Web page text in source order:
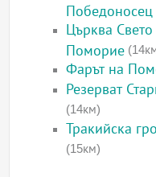
Победоносец
Църква
Поморие
Фарът на
Резерват
(14км)
Тракийска
(15км)